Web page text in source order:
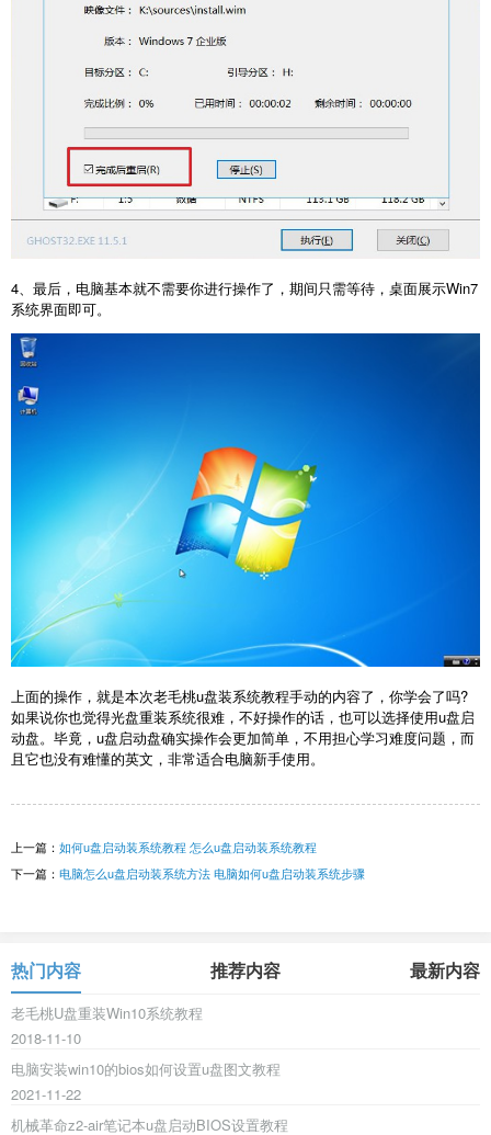
4、最后，电脑基本就不需要你进行操作了，期间只需等待，桌面展示Win7
系统界面即可。
上面的操作，就是本次老毛桃u盘装系统教程手动的内容了，你学会了吗?
如果说你也觉得光盘重装系统很难，不好操作的话，也可以选择使用u盘启
动盘。毕竟，u盘启动盘确实操作会更加简单，不用担心学习难度问题，而
且它也没有难懂的英文，非常适合电脑新手使用。
上一篇： 如何u盘启动装系统教程 怎么u盘启动装系统教程
下一篇： 电脑怎么u盘启动装系统方法 电脑如何u盘启动装系统步骤
热门内容 推荐内容 最新内容
老毛桃U盘重装Win10系统教程
2018-11-10
电脑安装win10的bios如何设置u盘图文教程
2021-11-22
机械革命z2-air笔记本u盘启动BIOS设置教程